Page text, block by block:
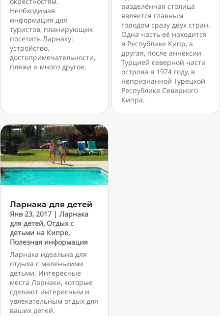
Необходимая
информация для
туристов, планирующих
посетить Ларнаку:
устройство,
достопримечательности,
пляжи и много другое.
разделённая столица
является главным
городом сразу двух стран.
Одна часть её находится
в Республике Кипр, а
другая, после аннексии
Турцией северной части
острова в 1974 году, в
непризнанной Турецкой
Республике Северного
Кипра.
Ларнака для детей
Янв 23, 2017 | Ларнака
для детей, Отдых с
детьми на Кипре,
Полезная информация
Ларнака идеальна для
отдыха с маленькими
детьми. Интересные
места Ларнаки, которые
сделают интересным и
увлекательным отдых для
ваших детей.